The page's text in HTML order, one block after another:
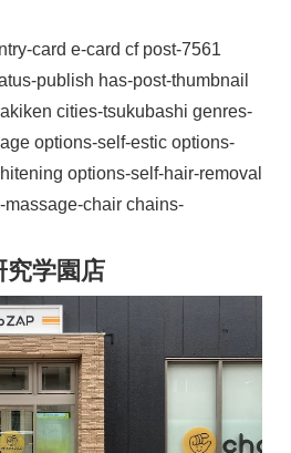
card e-card cf post-7561
publish has-post-thumbnail
cities-tsukubashi genres-
options-self-estic options-
options-self-hair-removal
chair chains-
学園店